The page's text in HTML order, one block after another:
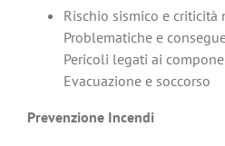
Rischio sismico e
Problematiche e
Pericoli legati ai
Evacuazione e soccorso
Prevenzione Incendi